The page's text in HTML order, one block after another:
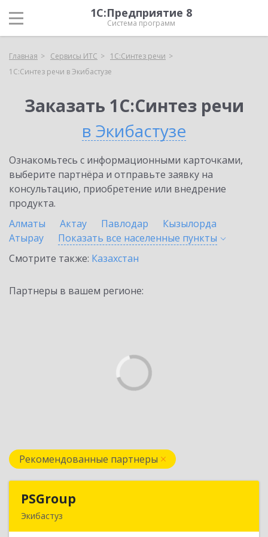
1С:Предприятие 8
Система программ
Главная Сервисы ИТС
1С:Синтез речи
1С:Синтез речи в Экибастузе
Заказать 1С:Синтез речи
в Экибастузе
Ознакомьтесь с информационными карточками,
выберите партнёра и отправьте заявку на
консультацию, приобретение или внедрение
продукта.
Алматы
Актау Павлодар
Кызылорда
Атырау
Показать все населенные пункты
Смотрите также: Казахстан
Партнеры в вашем регионе:
Рекомендованные партнеры
PSGroup
Экибастуз